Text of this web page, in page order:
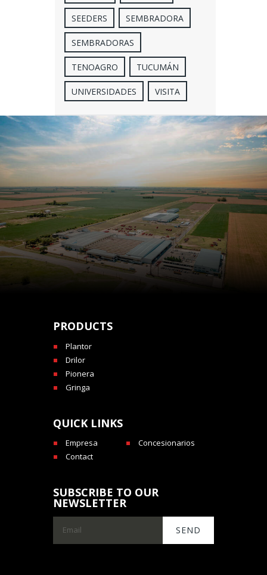
SEEDERS SEMBRADORA
SEMBRADORAS
TENOAGRO TUCUMÁN
UNIVERSIDADES VISITA
PRODUCTS
Plantor
Drilor
Pionera
Gringa
QUICK LINKS
Empresa
Concesionarios
Contact
SUBSCRIBE TO OUR
NEWSLETTER